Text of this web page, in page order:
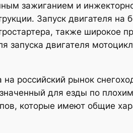
зажиганием и
Запуск двигателя
также широкое
запуска двигателя
российский рынок
для езды по
которые имеют общие